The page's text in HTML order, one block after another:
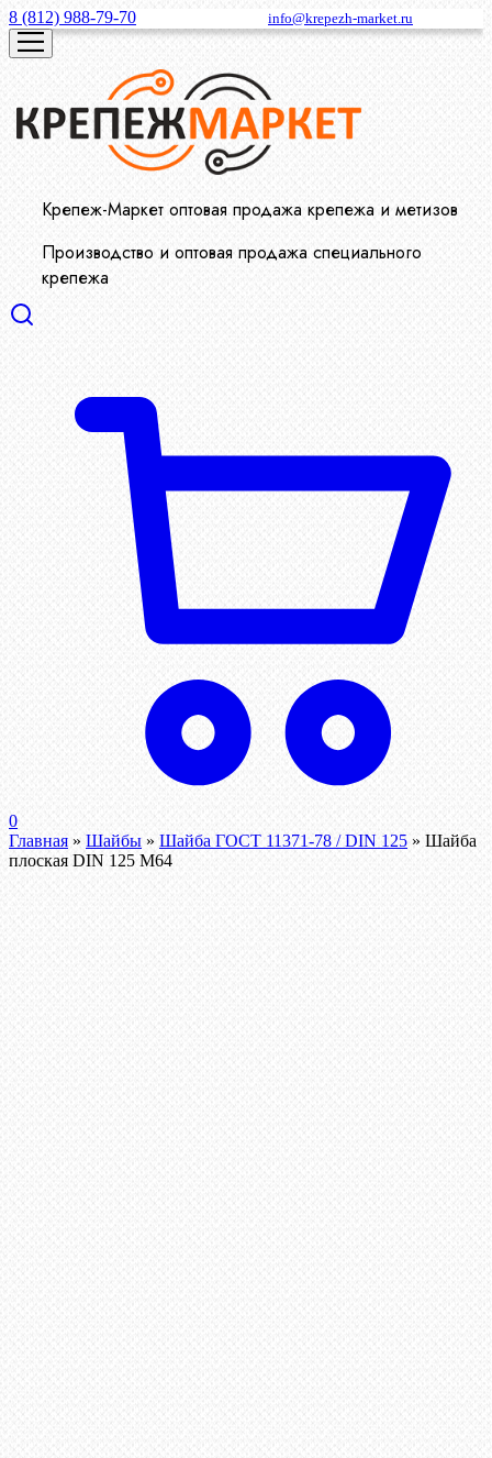
8 (812) 988-79-70 info@krepezh-market.ru
Крепеж-Маркет оптовая продажа крепежа и метизов
Производство и оптовая продажа специального
крепежа
0
Главная » Шайбы » Шайба ГОСТ 11371-78 / DIN 125 » Шайба
плоская DIN 125 М64